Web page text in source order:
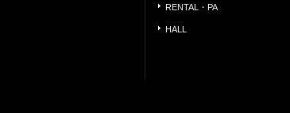
RENTAL・PA
HALL